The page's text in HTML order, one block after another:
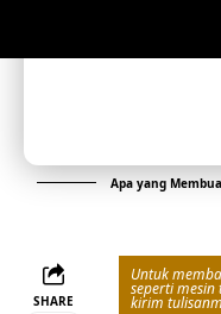
Apa yang
SHARE
Untuk
seperti
kirim